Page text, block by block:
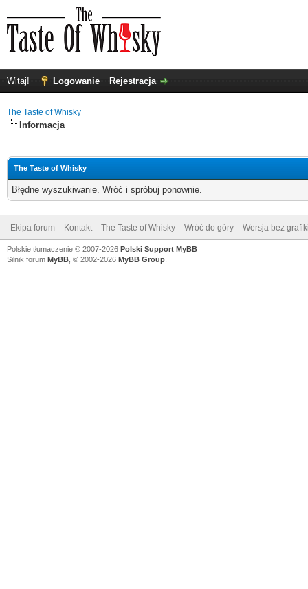
Witaj! Logowanie Rejestracja
The Taste of Whisky
Informacja
The Taste of Whisky
Błędne wyszukiwanie. Wróć i spróbuj ponownie.
Ekipa forum Kontakt The Taste of Whisky Wróć do góry Wersja bez
Polskie tłumaczenie © 2007-2026 Polski Support MyBB
Silnik forum MyBB , © 2002-2026 MyBB Group